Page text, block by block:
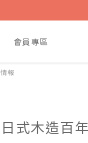
會員專區
報
式木造百